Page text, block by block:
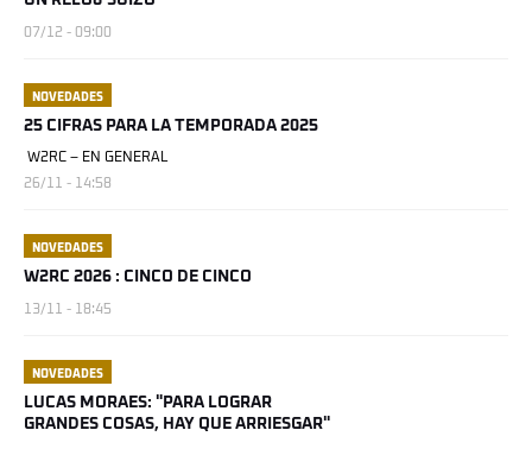
07/12 - 09:00
NOVEDADES
25 CIFRAS PARA LA TEMPORADA 2025
W2RC – EN GENERAL
26/11 - 14:58
NOVEDADES
W2RC 2026 : CINCO DE CINCO
13/11 - 18:45
NOVEDADES
LUCAS MORAES: "PARA LOGRAR
GRANDES COSAS, HAY QUE ARRIESGAR"